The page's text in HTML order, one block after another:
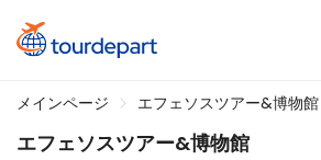
メインページ エフェソスツアー&博物館
エフェソスツアー&博物館